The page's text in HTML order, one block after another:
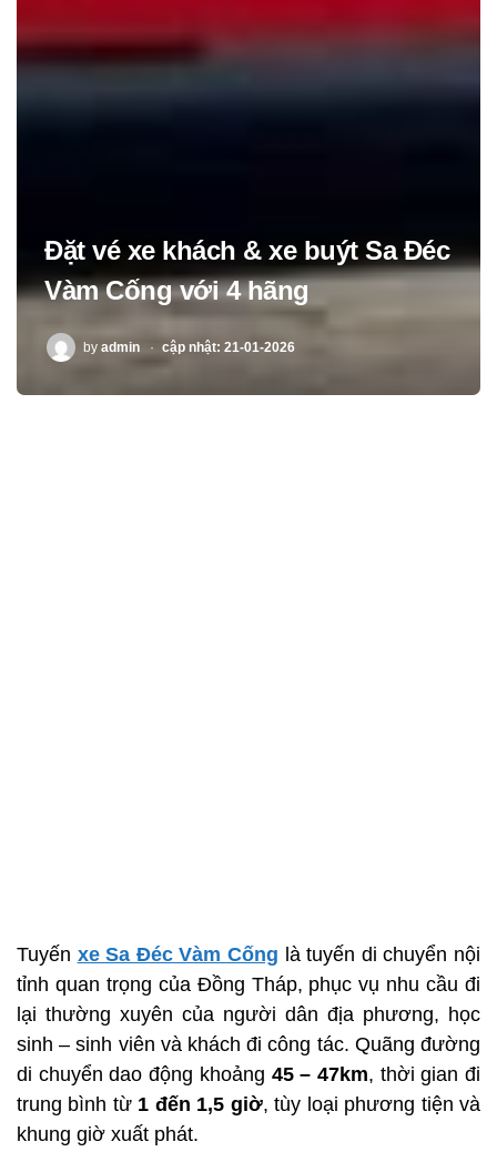
Đặt vé xe khách & xe buýt Sa Đéc
Vàm Cống với 4 hãng
POSTED
by admin cập nhật: 21-01-2026
Tuyến xe Sa Đéc Vàm Cống là tuyến di chuyển nội
tỉnh quan trọng của Đồng Tháp, phục vụ nhu cầu đi
lại thường xuyên của người dân địa phương, học
sinh – sinh viên và khách đi công tác. Quãng đường
di chuyển dao động khoảng 45 – 47km, thời gian đi
trung bình từ 1 đến 1,5 giờ, tùy loại phương tiện và
khung giờ xuất phát.